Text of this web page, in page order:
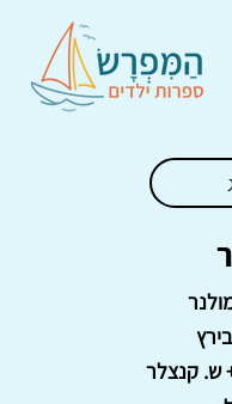
ש. קנצלר